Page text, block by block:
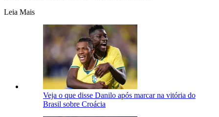
Leia Mais
Veja o que disse Danilo após marcar na vitória do
Brasil sobre Croácia